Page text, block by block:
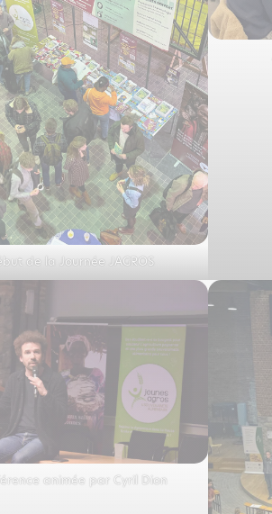
de la Journée JAGROS
animée par Cyril Dion